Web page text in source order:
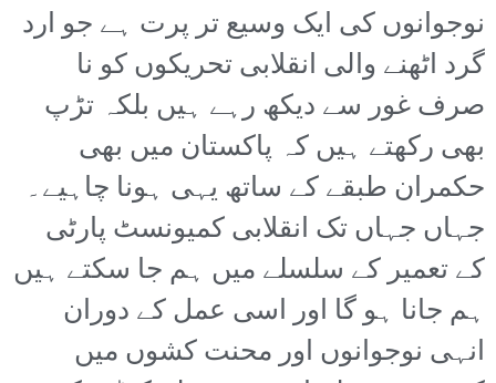
نوجوانوں کی ایک وسیع تر پرت ہے جو ارد
گرد اٹھنے والی انقلابی تحریکوں کو نا
صرف غور سے دیکھ رہے ہیں بلکہ تڑپ
بھی رکھتے ہیں کہ پاکستان میں بھی
حکمران طبقے کے ساتھ یہی ہونا چاہیے۔
جہاں جہاں تک انقلابی کمیونسٹ پارٹی
کے تعمیر کے سلسلے میں ہم جا سکتے ہیں
ہم جانا ہو گا اور اسی عمل کے دوران
انہی نوجوانوں اور محنت کشوں میں